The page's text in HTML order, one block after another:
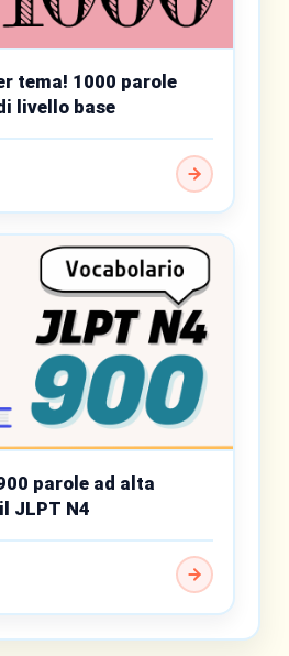
tema! 1000 parole
livello base
parole ad alta
JLPT N4